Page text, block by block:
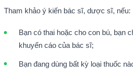
Tham khảo ý kiến bác sĩ, dược sĩ, nếu:
Bạn có thai hoặc cho con bú, bạn
khuyến cáo của bác sĩ;
Bạn đang dùng bất kỳ loại thuốc